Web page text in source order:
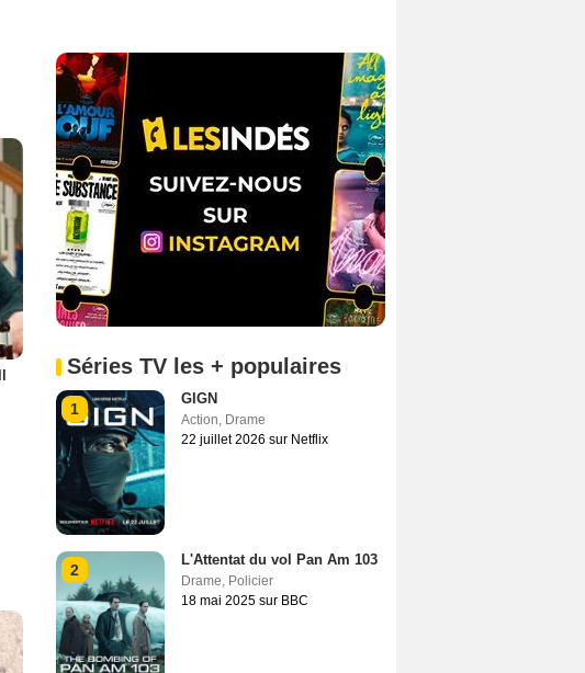
Séries TV les + populaires
1
GIGN
Action, Drame
22 juillet 2026 sur Netflix
2
L'Attentat du vol Pan Am 103
Drame, Policier
18 mai 2025 sur BBC